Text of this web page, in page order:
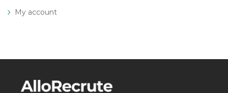
My account